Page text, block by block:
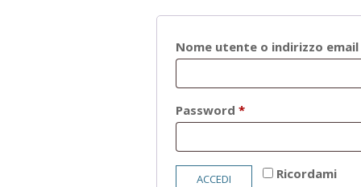
Nome utente o indirizzo
Password*Richiesto
Ricordami
ACCEDI